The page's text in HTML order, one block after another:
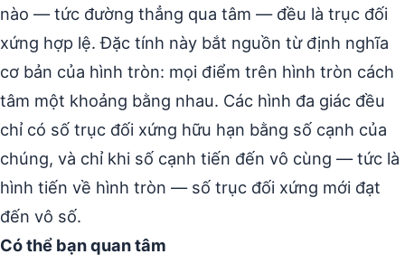
nào — tức đường thẳng qua tâm — đều là trục đối
xứng hợp lệ. Đặc tính này bắt nguồn từ định nghĩa
cơ bản của hình tròn: mọi điểm trên hình tròn cách
tâm một khoảng bằng nhau. Các hình đa giác đều
chỉ có số trục đối xứng hữu hạn bằng số cạnh của
chúng, và chỉ khi số cạnh tiến đến vô cùng — tức là
hình tiến về hình tròn — số trục đối xứng mới đạt
đến vô số.
Có thể bạn quan tâm